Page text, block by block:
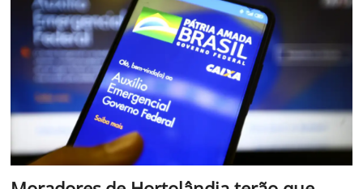
caixinha
no
interior
paulista;
Entenda…